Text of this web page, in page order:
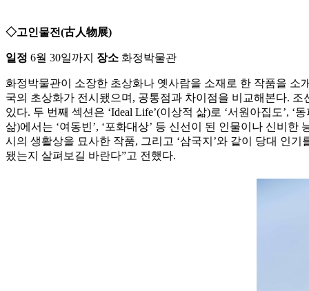
◇고인물전(古人物展)
일정 6월 30일까지 장소 화정박물관
화정박물관이 소장한 초상화나 옛사람을 소재로 한 작품을 소
국의 초상화가 전시됐으며, 공통점과 차이점을 비교해본다.
있다. 두 번째 섹션은 ‘Ideal Life’(이상적 삶)로 ‘서원아집도’,
삶)에서는 ‘여동빈’, ‘포화대상’ 등 신선이 된 인물이나 신비한
시의 생활상을 묘사한 작품, 그리고 ‘삼국지’와 같이 당대 인
됐는지 살펴보길 바란다”고 전했다.